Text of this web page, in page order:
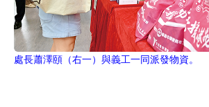
處長蕭澤頤（右一）與義工一同派發物資。